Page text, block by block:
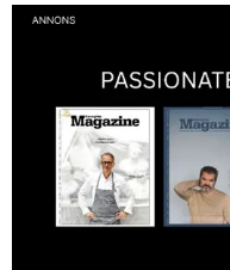
Från brädan till scenen